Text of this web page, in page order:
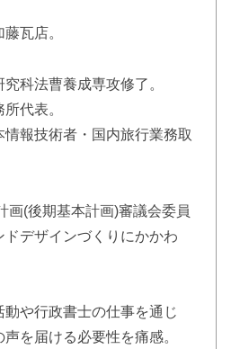
瓦店。
科法曹養成専攻修了。
代表。
報技術者・国内旅行業務取
画(後期基本計画)審議会委員
ドデザインづくりにかかわ
や行政書士の仕事を通じ
を届ける必要性を痛感。